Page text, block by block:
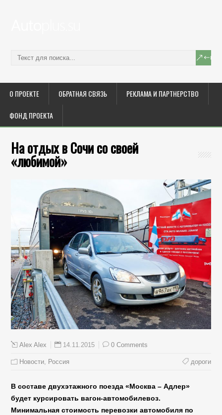
О ПРОЕКТЕ ОБРАТНАЯ СВЯЗЬ РЕКЛАМА И ПАРТНЕРСТВО
ФОНД ПРОЕКТА
На отдых в Сочи со своей
«любимой»
Alex Alex 14.11.2015 0 Comments
Новости, Россия дороги
В составе двухэтажного поезда «Москва – Адлер»
будет курсировать вагон-автомобилевоз.
Минимальная стоимость перевозки автомобиля по